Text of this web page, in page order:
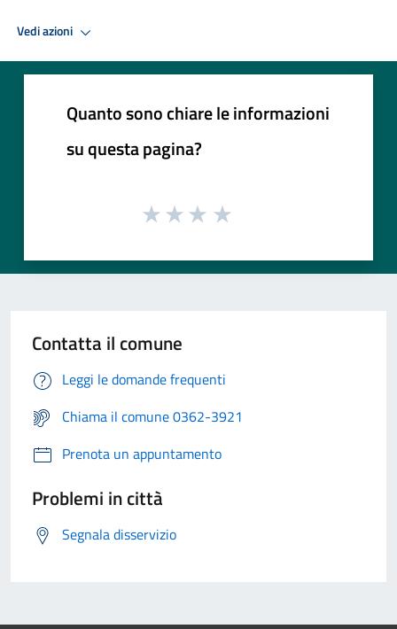
Vedi azioni
Quanto sono chiare le informazioni
su questa pagina?
Contatta il comune
Leggi le domande frequenti
Chiama il comune 0362-3921
Prenota un appuntamento
Problemi in città
Segnala disservizio